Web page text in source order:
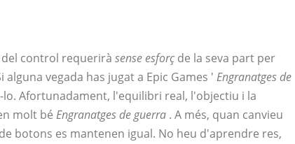
control requerirà sense esforç de la seva part per
vegada has jugat a Epic Games ' Engranatges de
Afortunadament, l'equilibri real, l'objectiu i la
molt bé Engranatges de guerra . A més, quan canvieu
botons es mantenen igual. No heu d'aprendre res,